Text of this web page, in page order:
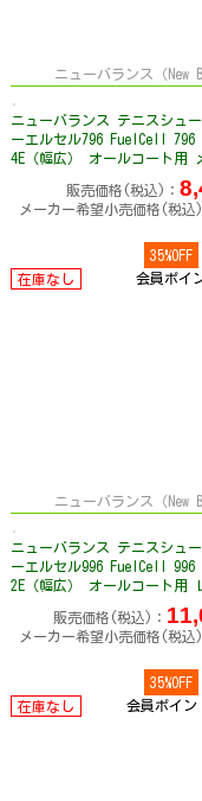
ニューバランス（New
ニューバランス テニスシュ
ーエルセル796 FuelCell 796
4E（幅広） オールコート用
販売価格(税込)：
メーカー希望小売価格(税込
35%OFF
在庫なし
会員ポイ
ニューバランス（New
ニューバランス テニスシュ
ーエルセル996 FuelCell 996
2E（幅広） オールコート用
販売価格(税込)：
メーカー希望小売価格(税込
35%OFF
在庫なし
会員ポイン